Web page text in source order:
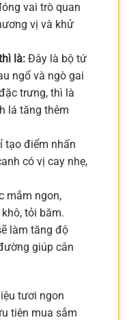
vai trò quan
vị và khử
là: Đây là bộ tứ
ngổ và ngò gai
trưng, thì là
lá tăng thêm
tạo điểm nhấn
có vị cay nhẹ,
mắm ngon,
tỏi băm.
làm tăng độ
giúp cân
tươi ngon
tiên mua sắm